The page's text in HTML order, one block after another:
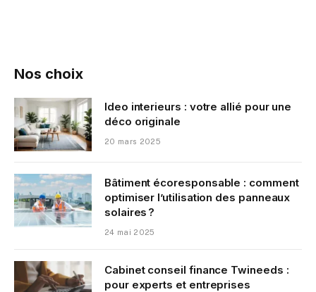
Nos choix
ldeo interieurs : votre allié pour une
déco originale
20 mars 2025
Bâtiment écoresponsable : comment
optimiser l’utilisation des panneaux
solaires ?
24 mai 2025
Cabinet conseil finance Twineeds :
pour experts et entreprises